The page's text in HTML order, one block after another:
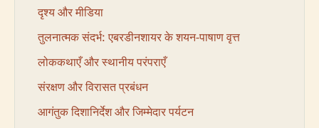
दृश्य और मीडिया
तुलनात्मक संदर्भ: एबरडीनशायर के शयन-पाषाण वृत्त
लोककथाएँ और स्थानीय परंपराएँ
संरक्षण और विरासत प्रबंधन
आगंतुक दिशानिर्देश और जिम्मेदार पर्यटन